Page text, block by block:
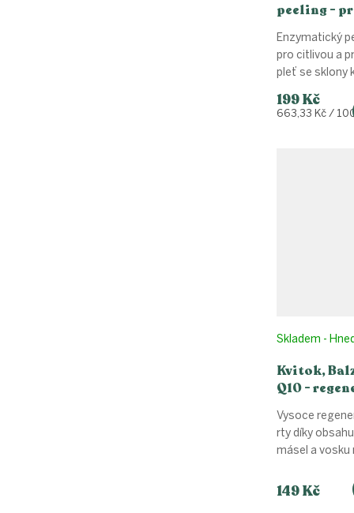
peeling -
199 Kč
Měrná
663,33 Kč /
Enzymatický
pro citlivou a
pleť se sklony
Kvitok,
Q10 -
Skladem -
149 Kč
Vysoce
rty díky
másel a vosku